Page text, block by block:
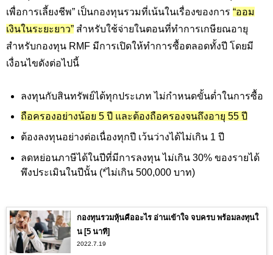
เพื่อการเลี้ยงชีพ” เป็นกองทุนรวมที่เน้นในเรื่องของการ “ออม
เงินในระยะยาว” สำหรับใช้จ่ายในตอนที่ทำการเกษียณอายุ
สำหรับกองทุน RMF มีการเปิดให้ทำการซื้อตลอดทั้งปี โดยมี
เงื่อนไขดังต่อไปนี้
ลงทุนกับสินทรัพย์ได้ทุกประเภท ไม่กำหนดขั้นต่ำในการซื้อ
ถือครองอย่างน้อย 5 ปี และต้องถือครองจนถึงอายุ 55 ปี
ต้องลงทุนอย่างต่อเนื่องทุกปี เว้นว่างได้ไม่เกิน 1 ปี
ลดหย่อนภาษีได้ในปีที่มีการลงทุน ไม่เกิน 30% ของรายได้
พึงประเมินในปีนั้น (*ไม่เกิน 500 ,000 บาท)
กองทุนรวมหุ้นคืออะไร อ่านเข้าใจ จบครบ พร้อมลงทุนใ
น [5 นาที]
2022.7.19